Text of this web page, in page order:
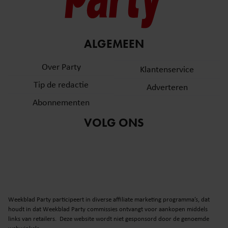
ALGEMEEN
Over Party
Tip de redactie
Abonnementen
Klantenservice
Adverteren
VOLG ONS
Weekblad Party participeert in diverse affiliate marketing programma’s, dat
houdt in dat Weekblad Party commissies ontvangt voor aankopen middels
links van retailers. Deze website wordt niet gesponsord door de genoemde